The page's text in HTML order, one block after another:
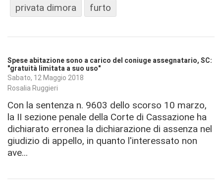
privata dimora
furto
Spese abitazione sono a carico del coniuge assegnatario, SC:
"gratuità limitata a suo uso"
Sabato, 12 Maggio 2018
Rosalia Ruggieri
Con la sentenza n. 9603 dello scorso 10 marzo,
la II sezione penale della Corte di Cassazione ha
dichiarato erronea la dichiarazione di assenza nel
giudizio di appello, in quanto l'interessato non
ave...